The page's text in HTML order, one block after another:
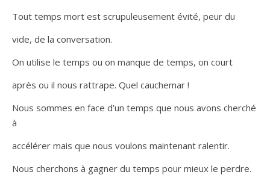
Tout temps mort est scrupuleusement évité, peur du
vide, de la conversation.
On utilise le temps ou on manque de temps, on court
après ou il nous rattrape. Quel cauchemar !
Nous sommes en face d’un temps que nous avons cherché
à
accélérer mais que nous voulons maintenant ralentir.
Nous cherchons à gagner du temps pour mieux le perdre.